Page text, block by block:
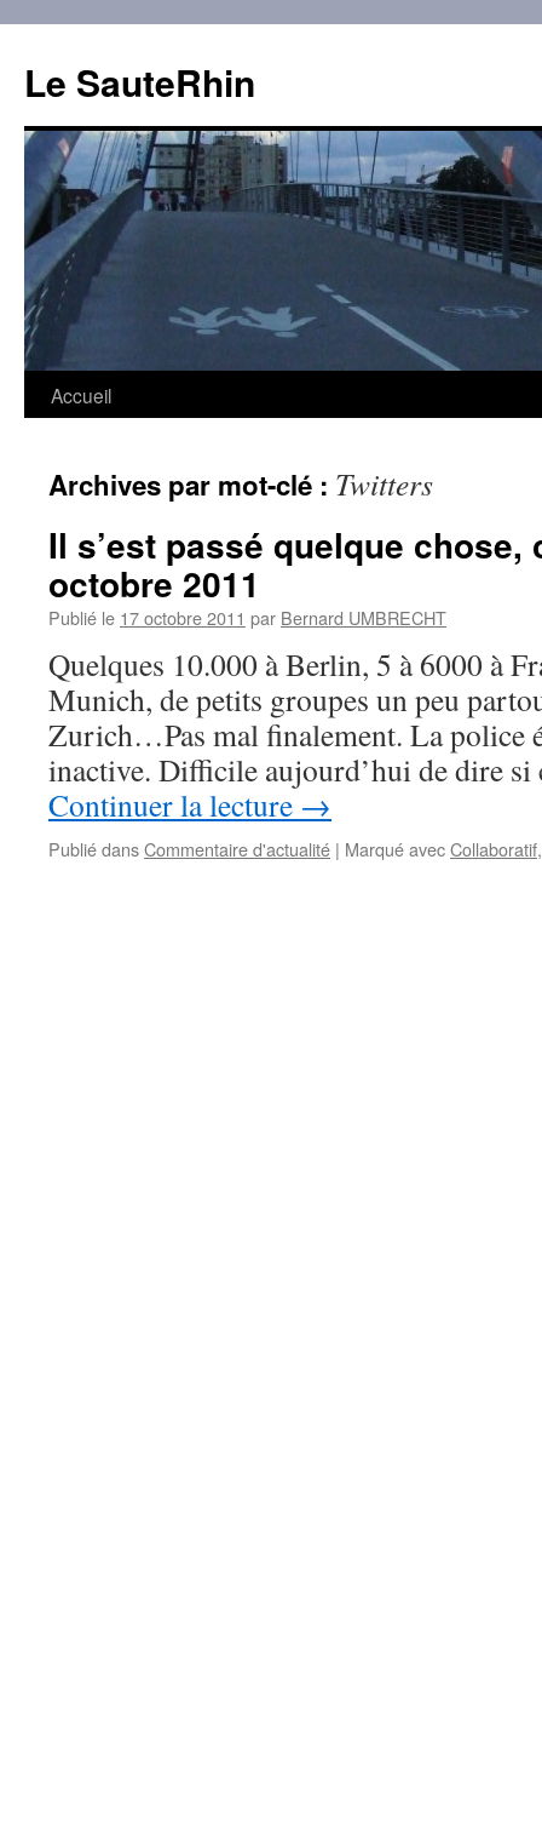
contenu
Le SauteRhin
Accueil
Archives par mot-clé : Twitters
Il s’est passé quelque chose,
octobre 2011
Publié le 17 octobre 2011 par Bernard UMBRECHT
Quelques 10.000 à Berlin, 5 à 6000 à
Munich, de petits groupes un peu
Zurich…Pas mal finalement. La police
inactive. Difficile aujourd’hui de dire
Continuer la lecture →
Publié dansCommentaire d'actualité | Marqué avecCollaboratif